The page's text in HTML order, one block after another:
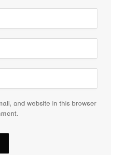
and website in this browser